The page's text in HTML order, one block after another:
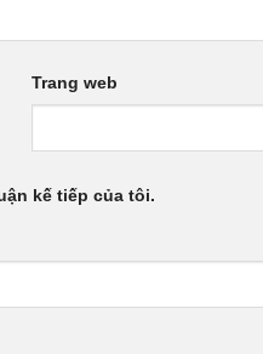
Trang web
kế tiếp của tôi.